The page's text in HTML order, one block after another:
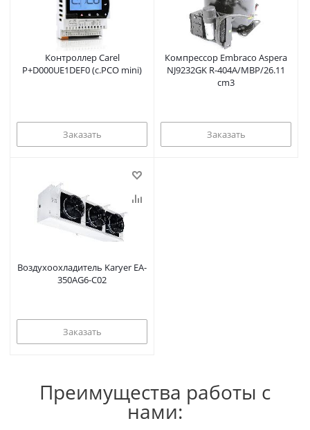
Контроллер Carel
P+D000UE1DEF0 (c.PCO mini)
Заказать
Компрессор Embraco Aspera
NJ9232GK R-404A/MBP/26.11
cm3
Заказать
Воздухоохладитель Karyer EA-
350AG6-C02
Заказать
Преимущества работы с
нами: